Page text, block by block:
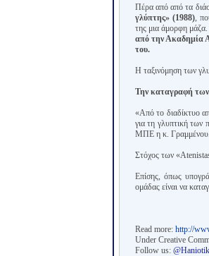
Πέρα από από τα
γλύπτης» (1988),
της μια άμορφη μάζα.
από την Ακαδημία
του.
Η ταξινόμηση των
Την καταγραφή των
«Από το διαδίκτυο
για τη γλυπτική των
ΜΠΕ η κ. Γραμμένου.
Στόχος των
Επίσης, όπως
ομάδας είναι να
Read more: http://
Under Creative
Follow us: